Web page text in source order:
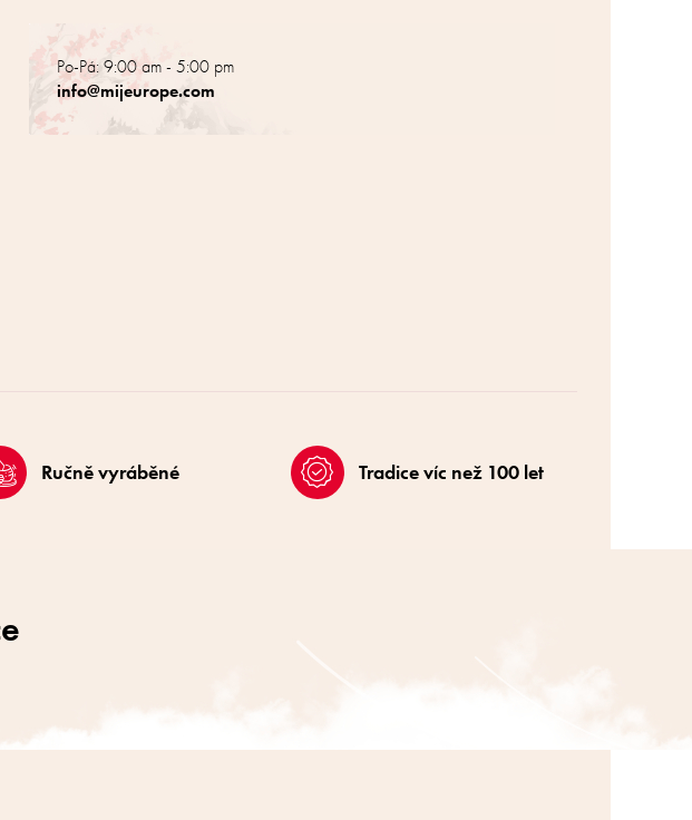
Po-Pá: 9:00 am - 5:00 pm
info@mijeurope.com
Ručně vyráběné Tradice víc než 100 let